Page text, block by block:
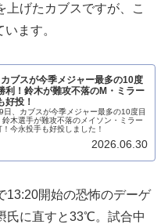
げたカブスですが、こ
ます。
カブスが今季メジャー最多の10度
利！鈴木が難攻不落のM・ミラー
好投！
、カブスが今季メジャー最多の10度目
木選手が難攻不落のメイソン・ミラー
今永投手も好投しました！
2026.06.30
開始の恐怖のデーゲ
氏に直すと33℃。試合中